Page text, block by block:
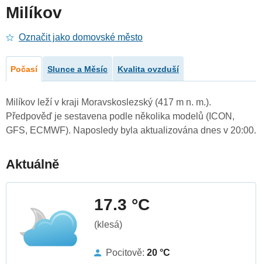
Milíkov
Označit jako domovské město
Počasí Slunce a Měsíc Kvalita ovzduší
Milíkov leží v kraji Moravskoslezský (417 m n. m.).
Předpověď je sestavena podle několika modelů (ICON,
GFS, ECMWF). Naposledy byla aktualizována dnes v 20:00.
Aktuálně
17.3 °C
(klesá)
Pocitově: 20 °C